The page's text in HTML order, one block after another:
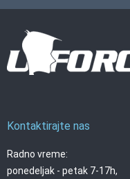
Kontaktirajte nas
Radno vreme:
ponedeljak - petak 7-17h,